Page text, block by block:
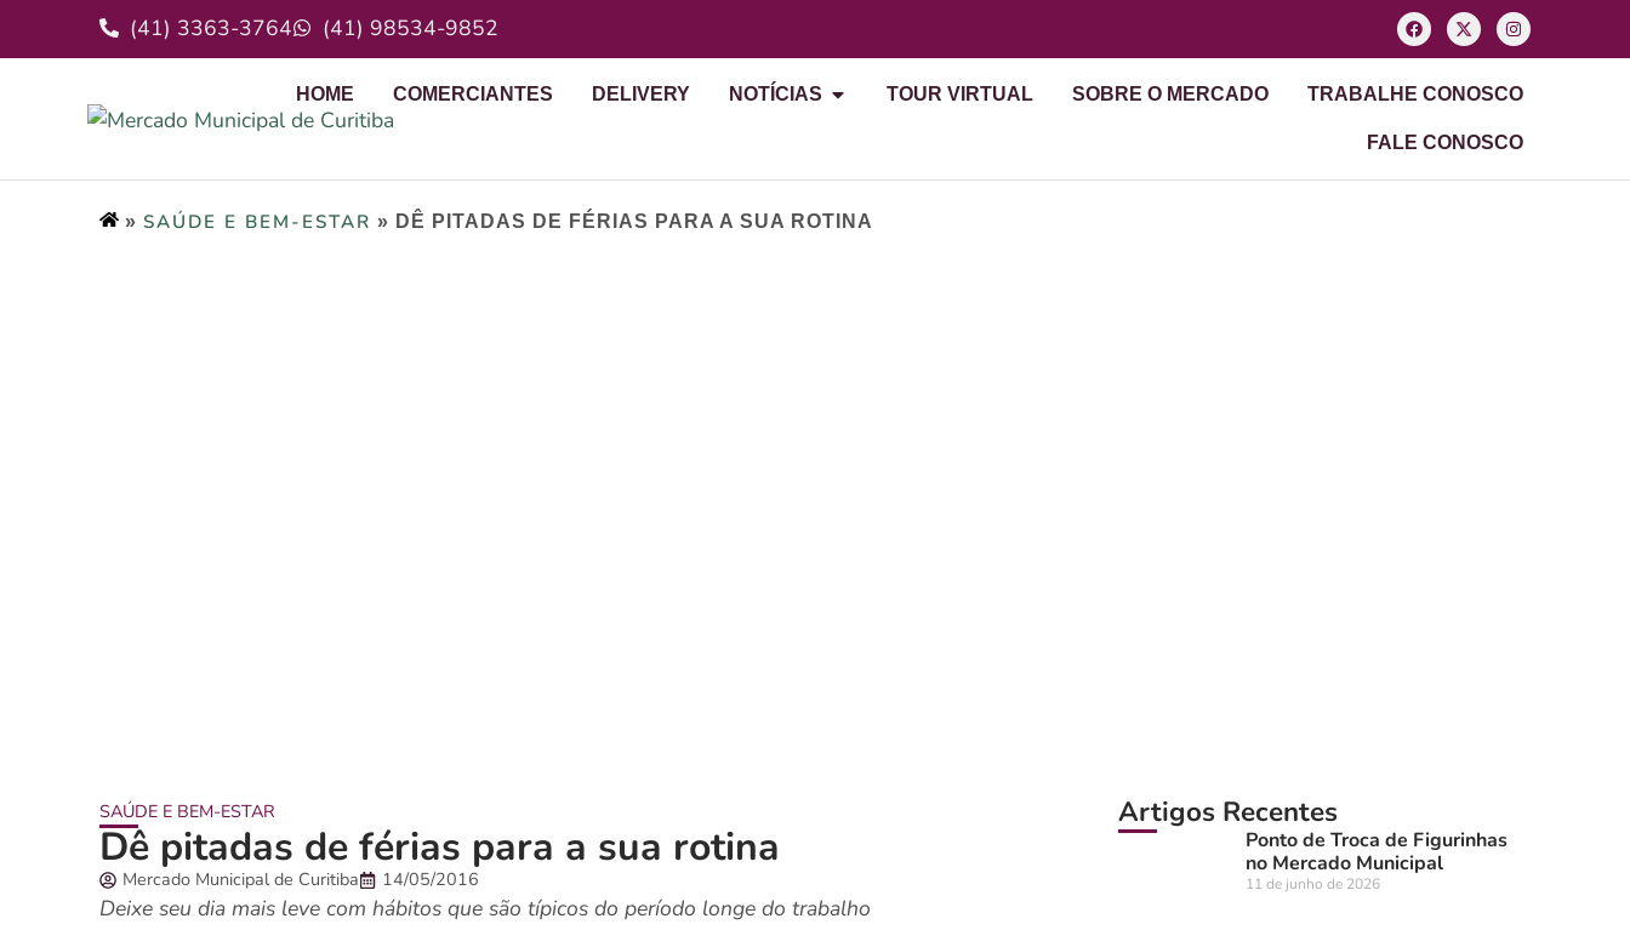
(41) 3363-3764 (41) 98534-9852
HOME COMERCIANTES DELIVERY NOTÍCIAS TOUR VIRTUAL SOBRE O MERCADO TRABALHE CONOSCO
FALE CONOSCO
» SAÚDE E BEM-ESTAR » DÊ PITADAS DE FÉRIAS PARA A SUA ROTINA
SAÚDE E BEM-ESTAR
Dê pitadas de férias para a sua rotina
Mercado Municipal de Curitiba 14/05/2016
Deixe seu dia mais leve com hábitos que são típicos do período longe do trabalho
Artigos Recentes
Ponto de Troca de Figurinhas
no Mercado Municipal
11 de junho de 2026